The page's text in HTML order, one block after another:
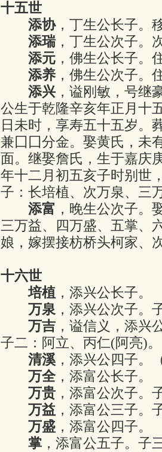
十五世
添协，丁生公长子。
添瑞，丁生公次子。
添元 ，佛生公长子。
添养 ，佛生公次子。
添兴 ，谥刚敏，号继
公生于乾隆辛亥年正月十
日未时，享寿五十五岁。
兼囗囗分金。娶黄氏，未
面。继娶詹氏，生于嘉庆
年十二月初五亥子时别世
子：长培植、次万泉、三
添富 ，晚生公次子。
三万益、四万盛、五掌、
娘，嫁摆接枋桥头柯家、
十六世
培植 ，添兴公长子。
万泉，添兴公次子。
万吉 ，谥信义，添兴
子二：阿立、丙仁(阿亮)。
清溪 ，添兴公四子。
万全，添富公长子。
万贵 ，添富公次子。
万益 ，添富公三子。
万盛 ，添富公四子。
掌 ，添富公五子。子